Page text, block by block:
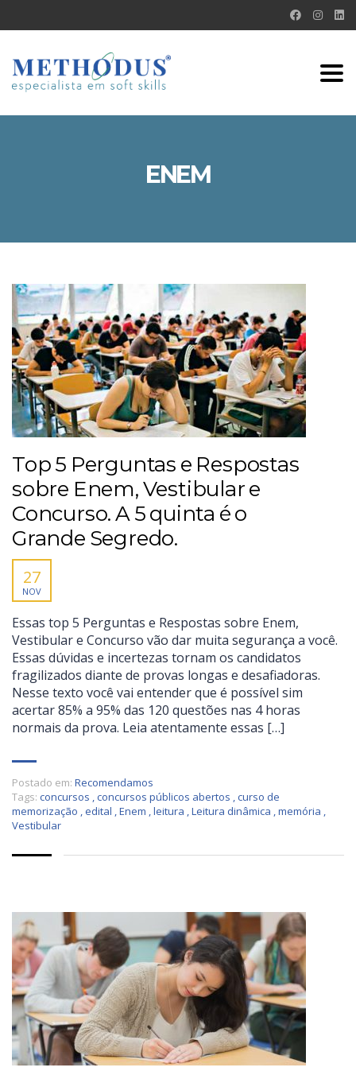
ENEM
Top 5 Perguntas e Respostas
sobre Enem, Vestibular e
Concurso. A 5 quinta é o
Grande Segredo.
27
NOV
Essas top 5 Perguntas e Respostas sobre Enem,
Vestibular e Concurso vão dar muita segurança a você.
Essas dúvidas e incertezas tornam os candidatos
fragilizados diante de provas longas e desafiadoras.
Nesse texto você vai entender que é possível sim
acertar 85% a 95% das 120 questões nas 4 horas
normais da prova. Leia atentamente essas […]
Postado em: Recomendamos
Tags: concursos ,concursos públicos abertos ,curso de
memorização ,edital ,Enem ,leitura ,Leitura dinâmica ,memória ,
Vestibular